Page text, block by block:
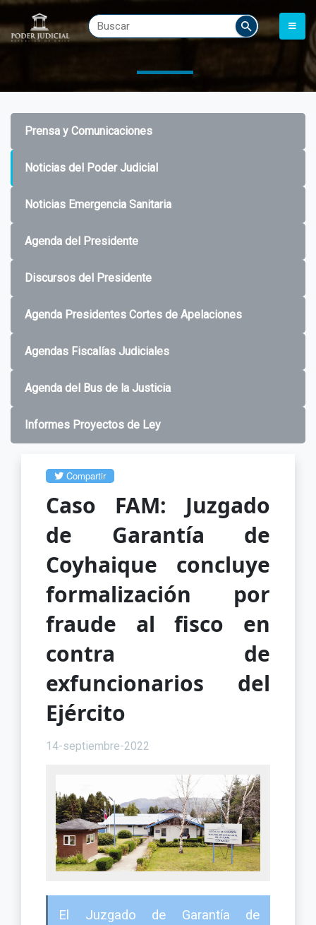
Prensa y Comunicaciones
Noticias del Poder Judicial
Noticias Emergencia Sanitaria
Agenda del Presidente
Discursos del Presidente
Agenda Presidentes Cortes de Apelaciones
Agendas Fiscalías Judiciales
Agenda del Bus de la Justicia
Informes Proyectos de Ley
Compartir
Caso FAM: Juzgado
de Garantía de
Coyhaique concluye
formalización por
fraude al fisco en
contra de
exfuncionarios del
Ejército
14-septiembre-2022
El Juzgado de Garantía de